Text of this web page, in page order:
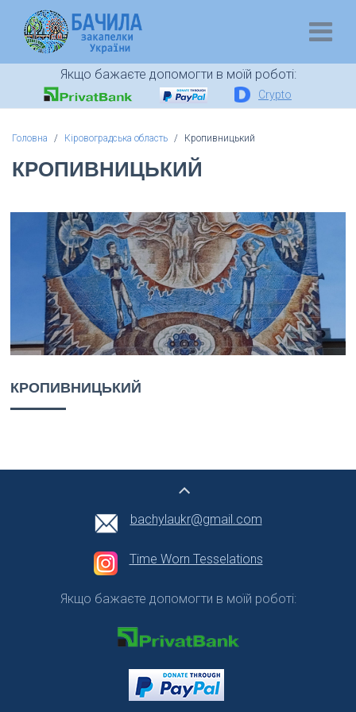
Якщо бажаєте допомогти в моїй роботі:
Crypto
Головна Кіровоградська область Кропивницький
КРОПИВНИЦЬКИЙ
КРОПИВНИЦЬКИЙ
bachylaukr@gmail.com
Time Worn Tesselations
Якщо бажаєте допомогти в моїй роботі: